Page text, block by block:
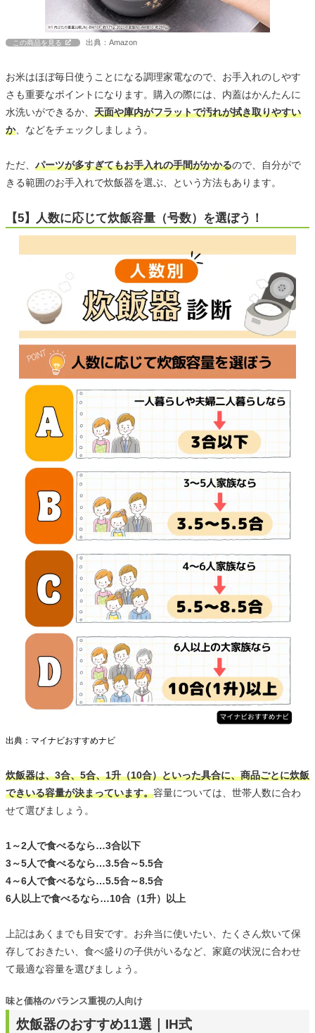
この商品を見る 出典：Amazon
お米はほぼ毎日使うことになる調理家電なので、お手入れのしやす
さも重要なポイントになります。購入の際には、内蓋はかんたんに
水洗いができるか、 天面や庫内がフラットで汚れが拭き取りやすい
か、などをチェックしましょう。
ただ、 パーツが多すぎてもお手入れの手間がかかるので、自分がで
きる範囲のお手入れで炊飯器を選ぶ、という方法もあります。
【5】人数に応じて炊飯容量（号数）を選ぼう！
出典：マイナビおすすめナビ
炊飯器は、3合、5合、1升（10合）といった具合に、商品ごとに炊飯
できいる容量が決まっています。容量については、世帯人数に合わ
せて選びましょう。
1～2人で食べるなら…3合以下
3～5人で食べるなら…3.5合～5.5合
4～6人で食べるなら…5.5合～8.5合
6人以上で食べるなら…10合（1升）以上
上記はあくまでも目安です。お弁当に使いたい、たくさん炊いて保
存しておきたい、食べ盛りの子供がいるなど、家庭の状況に合わせ
て最適な容量を選びましょう。
炊飯器のおすすめ11選｜IH式
味と価格のバランス重視の人向け